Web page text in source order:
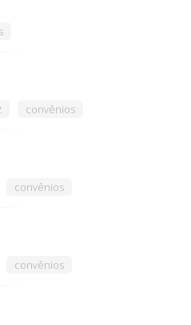
convênios
convênios
convênios